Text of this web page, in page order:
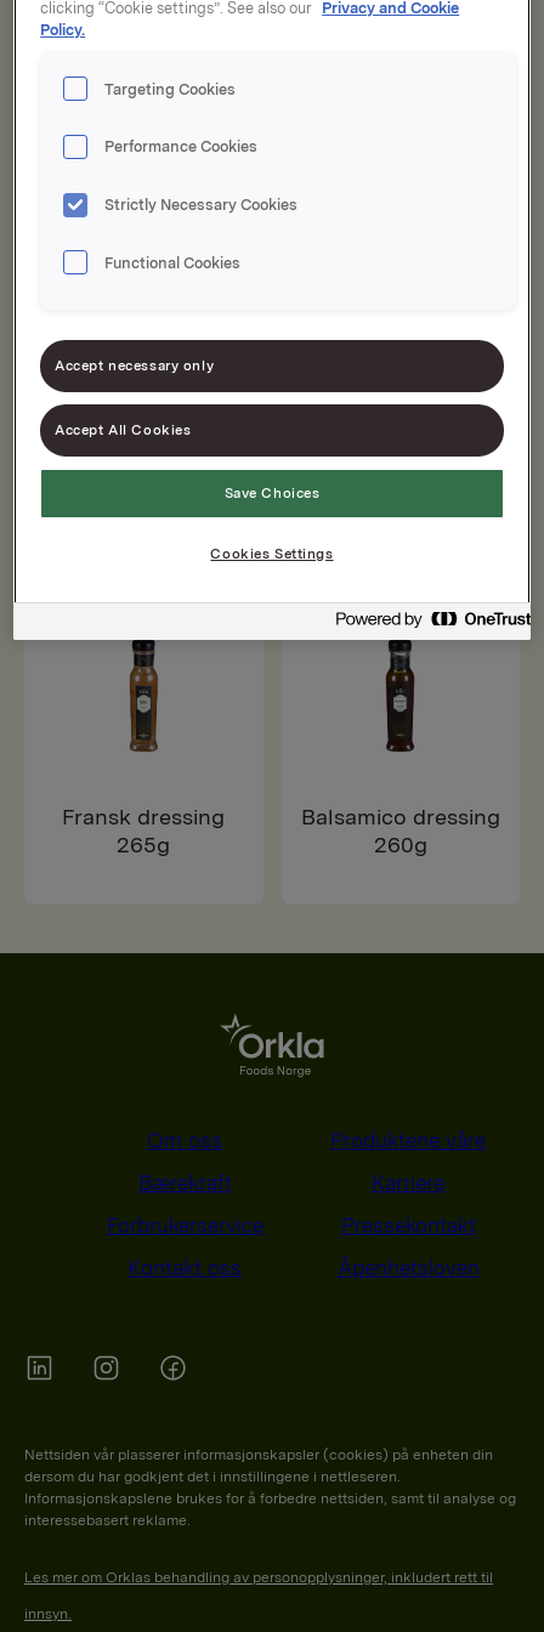
Velg i Dressinger
Viser 2
Sorter på:
Fransk dressing
265g
Balsamico dressing
260g
Om oss
Produktene våre
Bærekraft
Karriere
Forbrukerservice
Pressekontakt
Kontakt oss
Åpenhetsloven
Nettsiden vår plasserer informasjonskapsler (cookies) på enheten din
dersom du har godkjent det i innstillingene i nettleseren.
Informasjonskapslene brukes for å forbedre nettsiden, samt til analyse og
interessebasert reklame.
Les mer om Orklas behandling av personopplysninger, inkludert rett til
innsyn.
clicking “Cookie settings”. See also our Privacy and Cookie
Policy.
Targeting Cookies
Performance Cookies
Strictly Necessary Cookies
Functional Cookies
Accept necessary only
Accept All Cookies
Save Choices
Cookies Settings